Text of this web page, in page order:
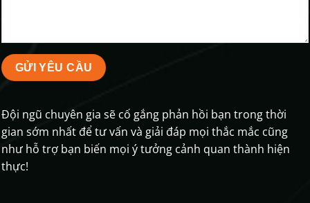
Đội ngũ chuyên gia sẽ cố gắng phản hồi bạn trong thời
gian sớm nhất để tư vấn và giải đáp mọi thắc mắc cũng
như hỗ trợ bạn biến mọi ý tưởng cảnh quan thành hiện
thực!